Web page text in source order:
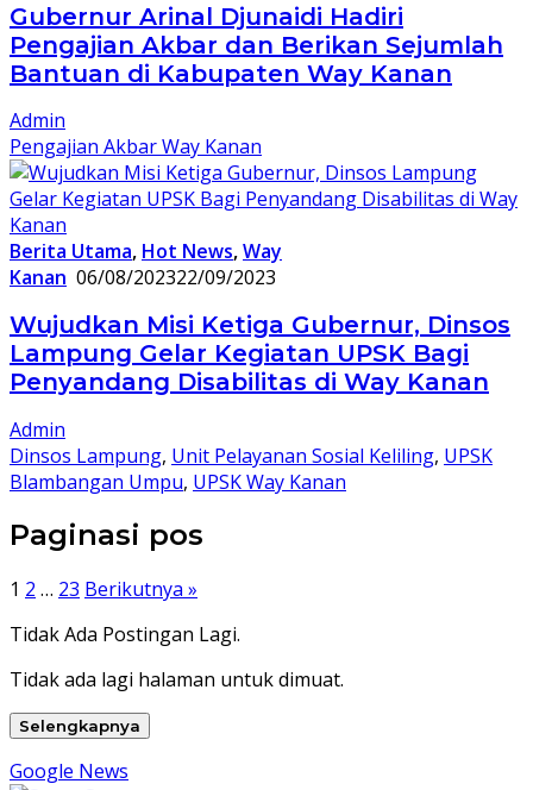
Gubernur Arinal Djunaidi Hadiri
Pengajian Akbar dan Berikan Sejumlah
Bantuan di Kabupaten Way Kanan
Admin
Pengajian Akbar Way Kanan
Berita Utama, Hot News,Way
Kanan 06/08/202322/09/2023
Wujudkan Misi Ketiga Gubernur, Dinsos
Lampung Gelar Kegiatan UPSK Bagi
Penyandang Disabilitas di Way Kanan
Admin
Dinsos Lampung, Unit Pelayanan Sosial Keliling, UPSK
Blambangan Umpu, UPSK Way Kanan
Paginasi pos
1 2 … 23 Berikutnya »
Tidak Ada Postingan Lagi.
Tidak ada lagi halaman untuk dimuat.
Selengkapnya
Google News